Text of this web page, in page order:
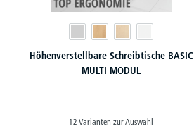
Höhenverstellbare Schreibtische BASIC
MULTI MODUL
12 Varianten zur Auswahl